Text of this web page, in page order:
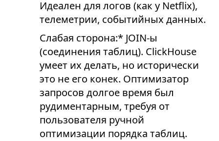
Идеален для логов (как у Netflix),
телеметрии, событийных данных.
Слабая сторона:* JOIN-ы
(соединения таблиц). ClickHouse
умеет их делать, но исторически
это не его конек. Оптимизатор
запросов долгое время был
рудиментарным, требуя от
пользователя ручной
оптимизации порядка таблиц.